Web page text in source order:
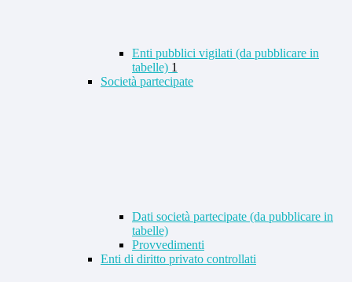
Enti pubblici vigilati (da pubblicare in
tabelle) 1
Società partecipate
Dati società partecipate (da pubblicare in
tabelle)
Provvedimenti
Enti di diritto privato controllati